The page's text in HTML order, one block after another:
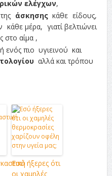
ελέγχων,
άσκησηςκάθε είδους,
μέρα, γιατί βελτιώνει
στο αίμα ,
ενός πιο υγιεινού και
αλλά και τρόπου
Εσύ ήξερες ότι
οι χαμηλές